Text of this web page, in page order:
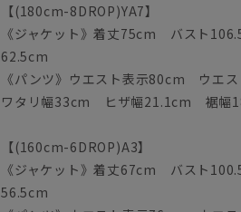
【(180cm-8DROP)YA7】
《ジャケット》着丈75cm バスト
62.5cm
《パンツ》ウエスト表示80cm ウ
ワタリ幅33cm ヒザ幅21.1cm 裾幅
【(160cm-6DROP)A3】
《ジャケット》着丈67cm バスト
56.5cm